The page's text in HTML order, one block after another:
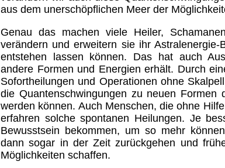
aus dem unerschöpflichen Meer der
Genau das machen viele Heiler,
verändern und erweitern sie ihr
entstehen lassen können. Das hat auch
andere Formen und Energien erhält. Durch
Sofortheilungen und Operationen ohne
die Quantenschwingungen zu neuen
werden können. Auch Menschen, die ohne
erfahren solche spontanen Heilungen. Je
Bewusstsein bekommen, um so mehr
dann sogar in der Zeit zurückgehen und
Möglichkeiten schaffen.